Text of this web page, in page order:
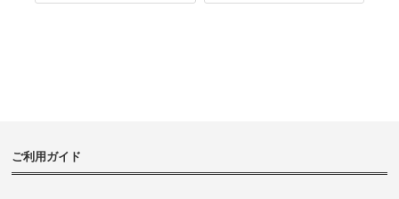
ご利用ガイド